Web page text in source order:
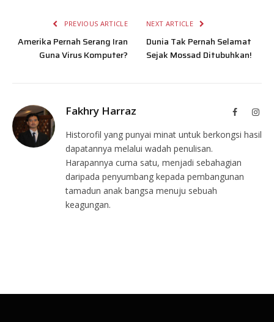
PREVIOUS ARTICLE
Amerika Pernah Serang Iran
Guna Virus Komputer?
NEXT ARTICLE
Dunia Tak Pernah Selamat
Sejak Mossad Ditubuhkan!
Fakhry Harraz Facebook
Historofil yang punyai minat untuk berkongsi hasil
dapatannya melalui wadah penulisan.
Harapannya cuma satu, menjadi sebahagian
daripada penyumbang kepada pembangunan
tamadun anak bangsa menuju sebuah
keagungan.